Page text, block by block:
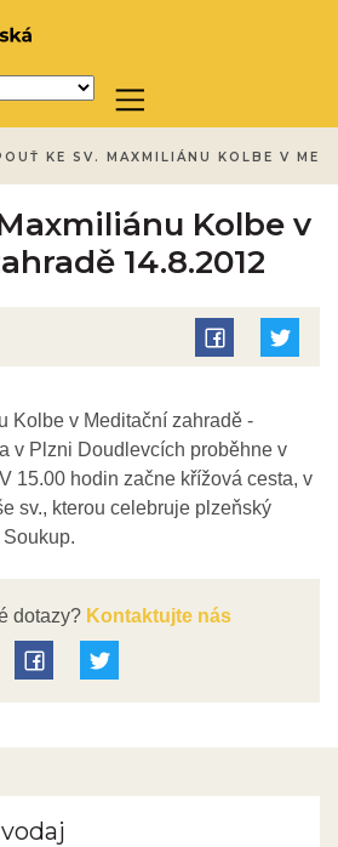
Kolbe v
14.8.2012
Kolbe v Meditační zahradě -
v Plzni Doudlevcích proběhne v
15.00 hodin začne křížová cesta, v
sv., kterou celebruje plzeňský
dotazy?Kontaktujte nás